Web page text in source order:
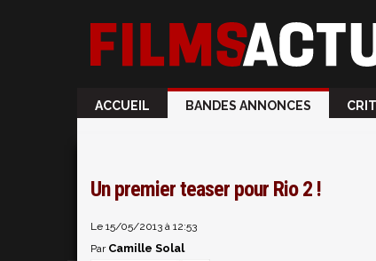
ACCUEIL BANDES ANNONCES
Un premier teaser pour Rio 2 !
Le 15/05/2013 à 12:53
Par Camille Solal